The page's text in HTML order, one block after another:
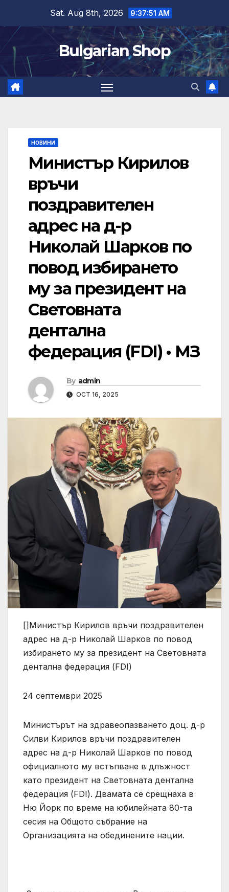
content
Sat. Aug 8th, 2026 9:37:52 AM
Bulgarian Shop
НОВИНИ
Министър Кирилов
връчи
поздравителен
адрес на д-р
Николай Шарков по
повод избирането
му за президент на
Световната
дентална
федерация (FDI) • МЗ
By admin
OCT 16, 2025
[]Министър Кирилов връчи поздравителен
адрес на д-р Николай Шарков по повод
избирането му за президент на Световната
дентална федерация (FDI)
24 септември 2025
Министърът на здравеопазването доц. д-р
Силви Кирилов връчи поздравителен
адрес на д-р Николай Шарков по повод
официалното му встъпване в длъжност
като президент на Световната дентална
федерация (FDI). Двамата се срещнаха в
Ню Йорк по време на юбилейната 80-та
сесия на Общото събрание на
Организацията на обединените нации.